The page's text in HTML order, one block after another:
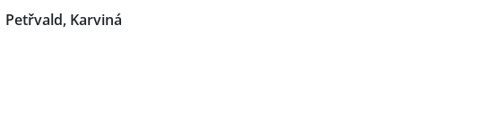
Petřvald, Karviná